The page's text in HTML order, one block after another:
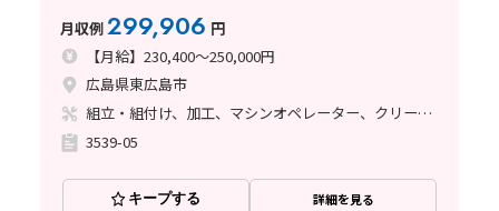
月収例299,906 円
【月給】230,400～250,000円
広島県東広島市
組立・組付け、加工、マシンオペレーター、クリーンルーム、清掃・洗浄、メンテナンス・保全、立ち作業
3539-05
キープする 詳細を見る